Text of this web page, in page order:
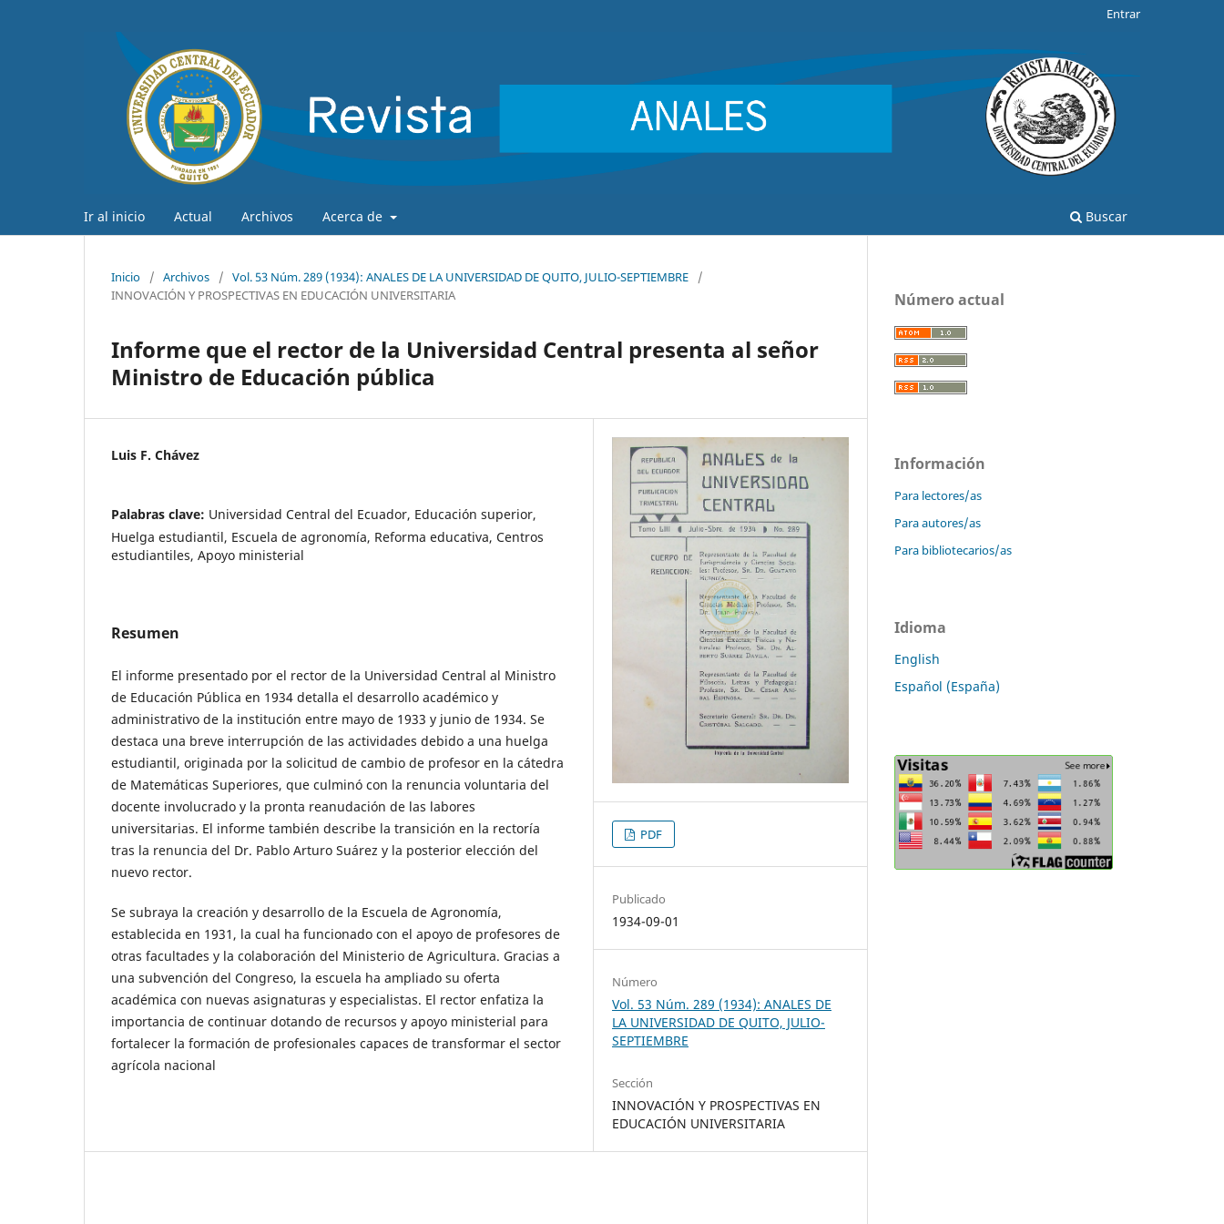
Ir al inicio Actual Archivos Acerca de Buscar
Entrar
Inicio / Archivos / Vol. 53 Núm. 289 (1934): ANALES DE LA UNIVERSIDAD DE QUITO, JULIO-SEPTIEMBRE
/
INNOVACIÓN Y PROSPECTIVAS EN EDUCACIÓN UNIVERSITARIA
Informe que el rector de la Universidad Central presenta al señor
Ministro de Educación pública
Luis F. Chávez
Palabras clave: Universidad Central del Ecuador, Educación superior,
Huelga estudiantil, Escuela de agronomía, Reforma educativa, Centros
estudiantiles, Apoyo ministerial
Resumen
El informe presentado por el rector de la Universidad Central al Ministro
de Educación Pública en 1934 detalla el desarrollo académico y
administrativo de la institución entre mayo de 1933 y junio de 1934. Se
destaca una breve interrupción de las actividades debido a una huelga
estudiantil, originada por la solicitud de cambio de profesor en la cátedra
de Matemáticas Superiores, que culminó con la renuncia voluntaria del
docente involucrado y la pronta reanudación de las labores
universitarias. El informe también describe la transición en la rectoría
tras la renuncia del Dr. Pablo Arturo Suárez y la posterior elección del
nuevo rector.
Se subraya la creación y desarrollo de la Escuela de Agronomía,
establecida en 1931, la cual ha funcionado con el apoyo de profesores de
otras facultades y la colaboración del Ministerio de Agricultura. Gracias a
una subvención del Congreso, la escuela ha ampliado su oferta
académica con nuevas asignaturas y especialistas. El rector enfatiza la
importancia de continuar dotando de recursos y apoyo ministerial para
fortalecer la formación de profesionales capaces de transformar el sector
agrícola nacional
PDF
Publicado
1934-09-01
Número
Vol. 53 Núm. 289 (1934): ANALES DE
LA UNIVERSIDAD DE QUITO, JULIO-
SEPTIEMBRE
Sección
INNOVACIÓN Y PROSPECTIVAS EN
EDUCACIÓN UNIVERSITARIA
Número actual
Información
Para lectores/as
Para autores/as
Para bibliotecarios/as
Idioma
English
Español (España)